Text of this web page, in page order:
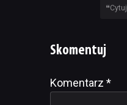
Cytuj
Skomentuj
Komentarz *
Alternative: